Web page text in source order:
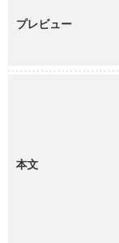
プレビュー
本文